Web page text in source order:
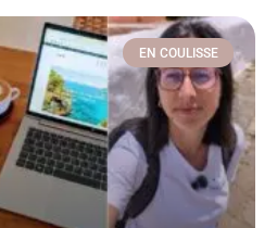
EN COULISSE